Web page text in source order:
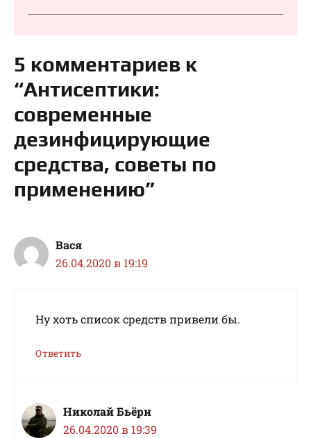
5 комментариев к
“Антисептики:
современные
дезинфицирующие
средства, советы по
применению”
Вася
26.04.2020 в 19:19
Ну хоть список средств привели бы.
Ответить
Николай Бьёрн
26.04.2020 в 19:39